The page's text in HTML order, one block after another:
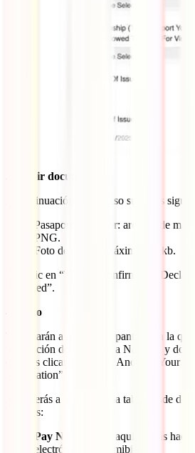
3) Subir documentos
A continuación, es preciso subir los
Pasaporte en vigor: archivo de
PNG.
Foto de carnet: Máximo 300kb.
Haz clic en “Tick To confirm The
“Proceed”.
4) Pago
Te llevarán a una nueva pantalla en la
tramitación de tu visado a Namibia y
deberás clicar en “Track And Pay Your
Application”.
Accederás a una pequeña tabla desde
botones:
Pay Now
: Desde aquí podrás
electrónico de Namibia.